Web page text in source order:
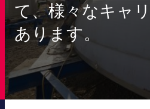
て、様々なキャ
あります。